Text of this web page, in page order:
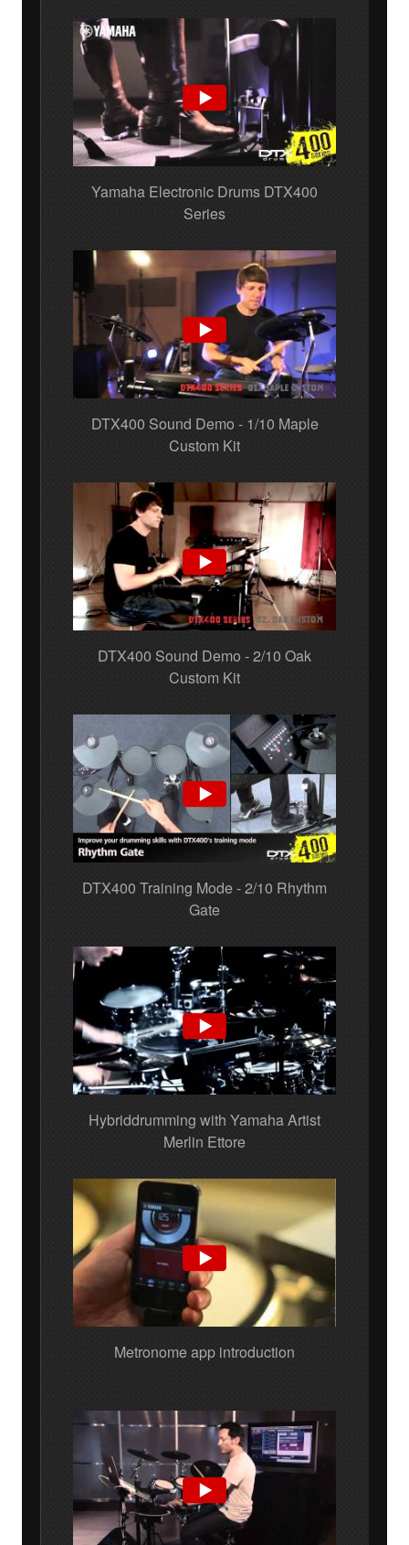
Yamaha Electronic Drums DTX400
Series
DTX400 Sound Demo - 1/10 Maple
Custom Kit
DTX400 Sound Demo - 2/10 Oak
Custom Kit
DTX400 Training Mode - 2/10 Rhythm
Gate
Hybriddrumming with Yamaha Artist
Merlin Ettore
Metronome app introduction